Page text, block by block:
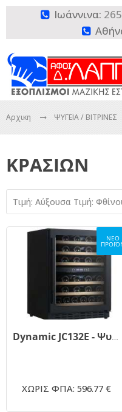
 Ιωάννινα:

Αρχικη ΨΥΓΕΙΑ / ΒΙΤΡΙΝΕΣ
ΚΡΑΣΙΩΝ
Τιμή: Αύξουσα Τιμή:
ΝΕΟ
Dynamic JC132E - Ψυγείο κρασιών
ΧΩΡΙΣ ΦΠΑ: 596.77 €